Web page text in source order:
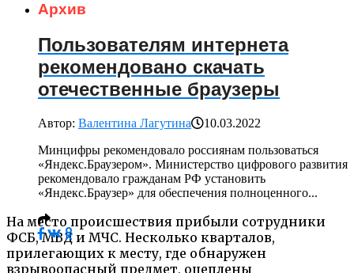
На место происшествия прибыли сотрудники
ФСБ, МВД и МЧС. Несколько кварталов,
прилегающих к месту, где обнаружен
взрывоопасный предмет, оцеплены
Архив
Пользователям интернета
рекомендовано скачать
отечественные браузеры
Автор: Валентина Лагутина
10.03.2022
Минцифры рекомендовало россиянам пользоваться
«Яндекс.Браузером». Министерство цифрового развития
рекомендовало гражданам РФ установить
«Яндекс.Браузер» для обеспечения полноценного...